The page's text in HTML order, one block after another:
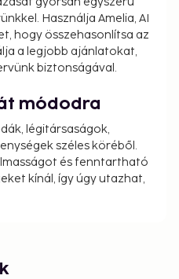
Használja Amelia, AI
hogy összehasonlítsa az
a legjobb ajánlatokat,
biztonságával.
módodra
légitársaságok,
széles köréből.
és fenntartható
kínál, így úgy utazhat,